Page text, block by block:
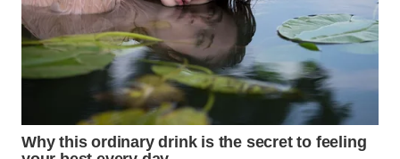
SAMOSIR
WN
PADANG
WN